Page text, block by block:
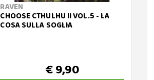
RAVEN
CHOOSE CTHULHU II VOL.5 - LA
COSA SULLA SOGLIA
€ 9,90